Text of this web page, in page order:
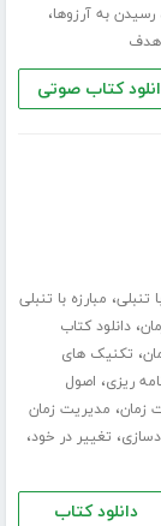
رسیدن به آرزوها،
هدف
کتاب صوتی
تنبلی، مبارزه با تنبلی
،دانلود کتاب
، تکنیک های
ریزی، اصول
زمان، مدیریت زمان
، تغییر در خود،
دانلود کتاب